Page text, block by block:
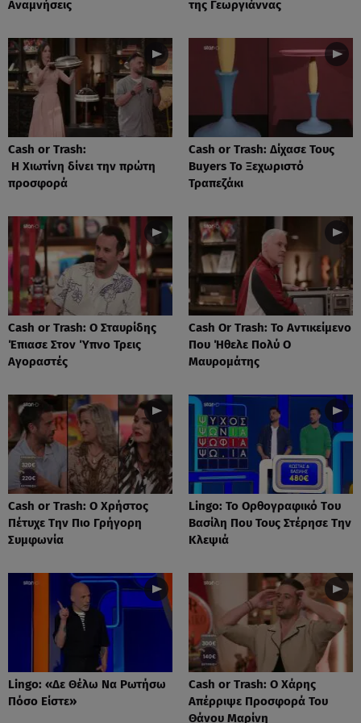
Αναμνήσεις
της Γεωργιάννας
Cash or Trash:
Η Χιωτίνη δίνει την πρώτη
προσφορά
Cash or Trash: Δίχασε Τους
Buyers Το Ξεχωριστό
Τραπεζάκι
Cash or Trash: Ο Σταυρίδης
Έπιασε Στον Ύπνο Τρεις
Αγοραστές
Cash Or Trash: Το Αντικείμενο
Που Ήθελε Πολύ Ο
Μαυρομάτης
Cash or Trash: Ο Χρήστος
Πέτυχε Την Πιο Γρήγορη
Συμφωνία
Lingo: Το Oρθογραφικό Tου
Βασίλη Που Τους Στέρησε Την
Κλεψιά
Lingo: «Δε Θέλω Να Ρωτήσω
Πόσο Είστε»
Cash or Trash: Ο Χάρης
Απέρριψε Προσφορά Του
Θάνου Μαρίνη